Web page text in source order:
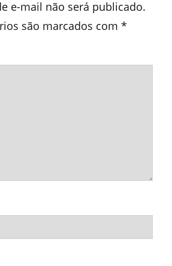
e-mail não será publicado.
são marcados com *